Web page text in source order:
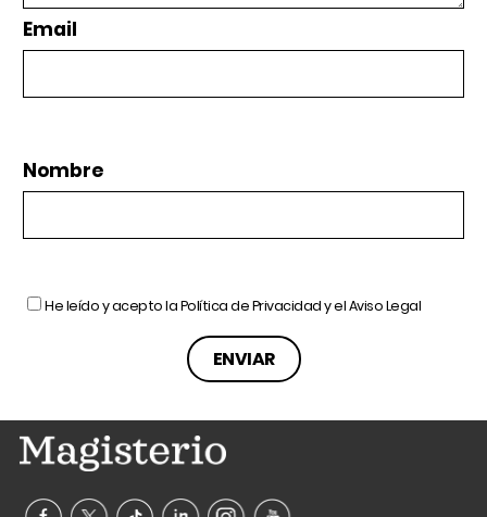
Email
Nombre
He leído y acepto laPolítica de Privacidady elAviso Legal